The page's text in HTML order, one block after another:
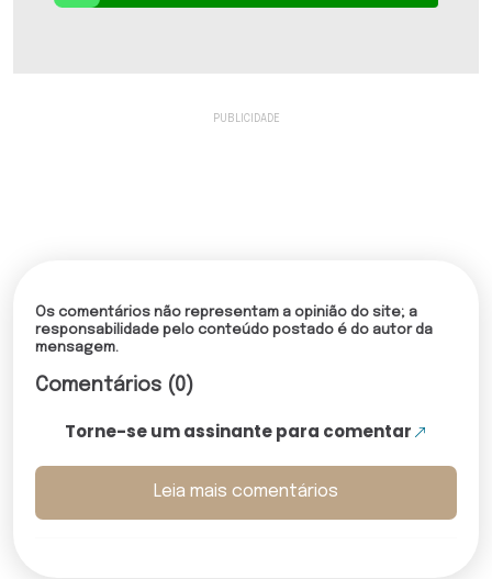
Os comentários não representam a opinião do site; a
responsabilidade pelo conteúdo postado é do autor da
mensagem.
Comentários (0)
Torne-se um assinante para comentar
Leia mais comentários